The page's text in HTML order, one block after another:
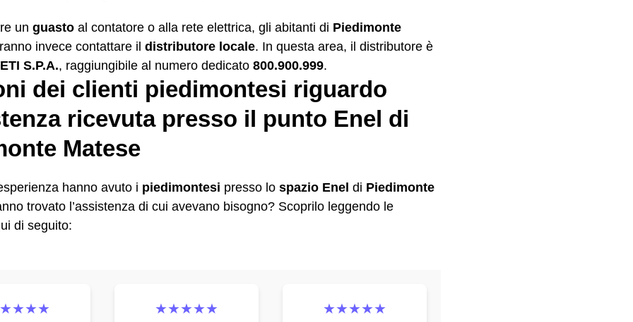
un guasto al contatore o alla rete elettrica, gli abitanti di Piedimonte
invece contattare il distributore locale. In questa area, il distributore è
S.P.A., raggiungibile al numero dedicato 800.900.999.
dei clienti piedimontesi riguardo
ricevuta presso il punto Enel di
Matese
hanno avuto i piedimontesi presso lo spazio Enel di Piedimonte
trovato l’assistenza di cui avevano bisogno? Scoprilo leggendo le
di seguito:
★★★★★ ★★★★★